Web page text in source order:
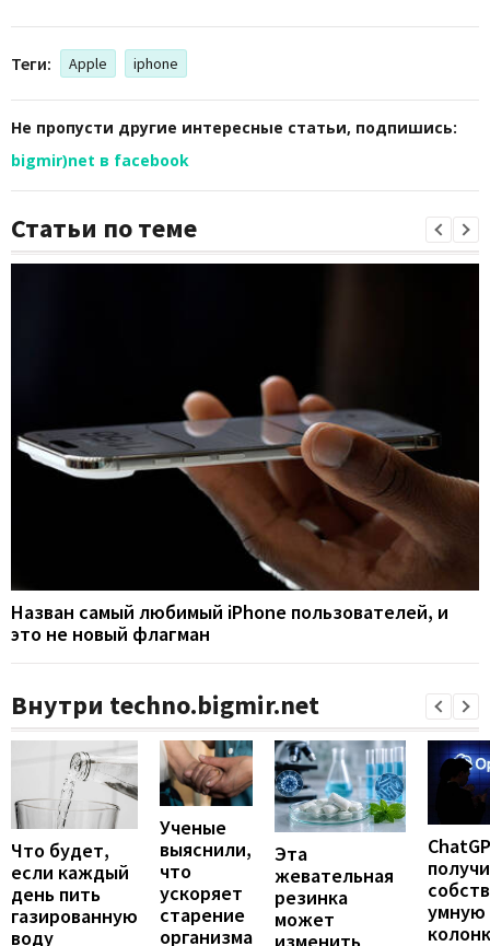
Теги: Apple iphone
Не пропусти другие интересные статьи, подпишись:
bigmir)net в facebook
Статьи по теме
Назван самый любимый iPhone пользователей, и
это не новый флагман
Внутри techno.bigmir.net
Что будет,
если каждый
день пить
газированную
воду
Ученые
выяснили,
что
ускоряет
старение
организма
Эта
жевательная
резинка
может
умную